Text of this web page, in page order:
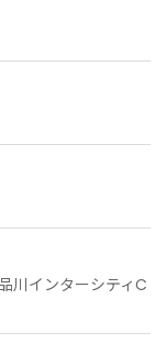
川インターシティC